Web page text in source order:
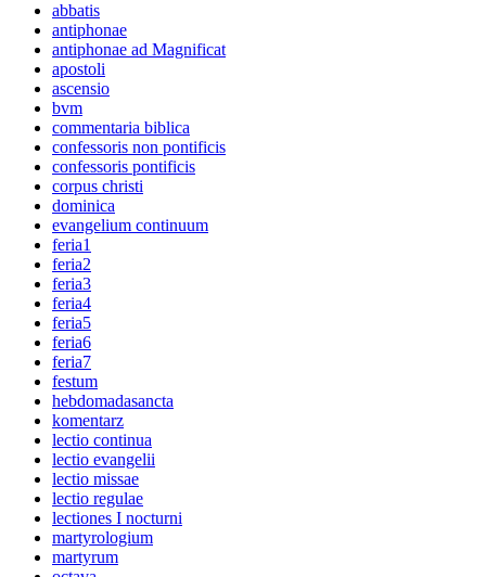
abbatis
antiphonae
antiphonae ad Magnificat
apostoli
ascensio
bvm
commentaria biblica
confessoris non pontificis
confessoris pontificis
corpus christi
dominica
evangelium continuum
feria1
feria2
feria3
feria4
feria5
feria6
feria7
festum
hebdomadasancta
komentarz
lectio continua
lectio evangelii
lectio missae
lectio regulae
lectiones I nocturni
martyrologium
martyrum